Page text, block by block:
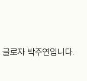
로자 박주연입니다.